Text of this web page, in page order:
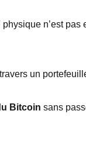
physique n’est
un
Bitcoin sans